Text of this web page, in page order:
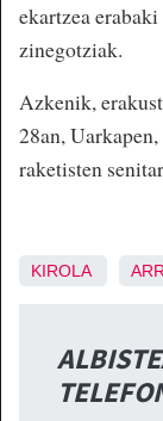
ekartzea
zinegotziak.
Azkenik,
28an,
raketisten
KIROLA